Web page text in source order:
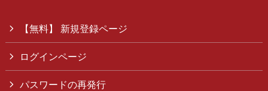
【無料】 新規登録ページ
ログインページ
パスワードの再発行